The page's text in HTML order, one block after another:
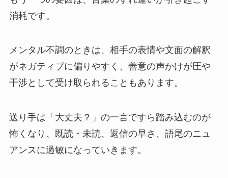
消耗です。
メンタル不調のときは、相手の表情や文面の解釈
がネガティブに偏りやすく、善意の声かけが圧や
干渉として受け取られることもあります。
送り手は「大丈夫？」の一言ですら踏み込むのが
怖くなり、既読・未読、返信の早さ、語尾のニュ
アンスに過敏になっていきます。